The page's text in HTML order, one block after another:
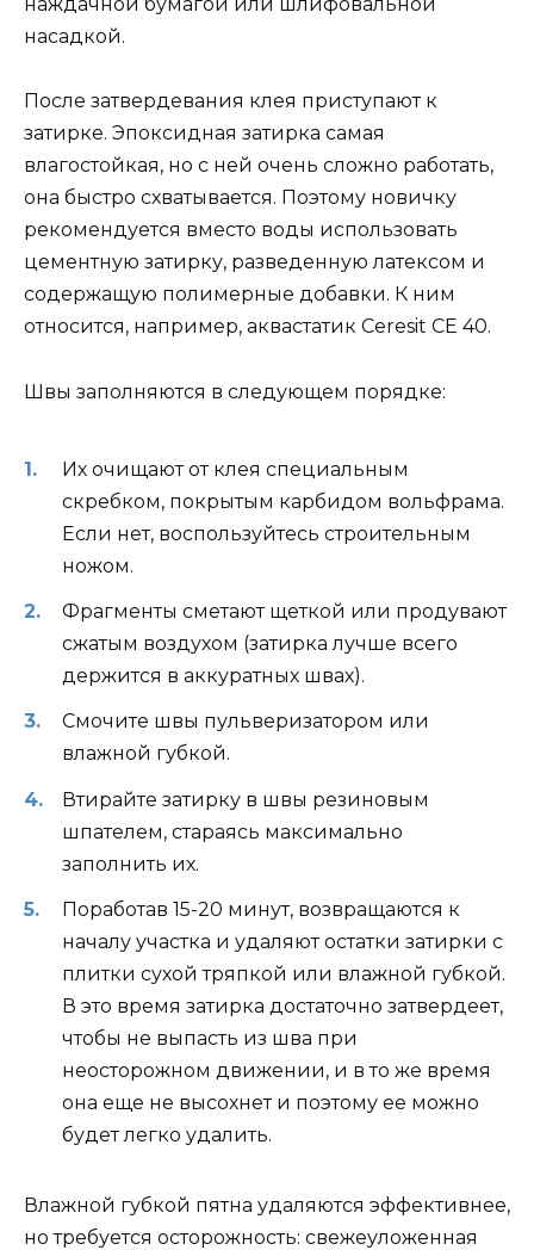
насадкой.
После затвердевания клея приступают к
затирке. Эпоксидная затирка самая
влагостойкая, но с ней очень сложно работать,
она быстро схватывается. Поэтому новичку
рекомендуется вместо воды использовать
цементную затирку, разведенную латексом и
содержащую полимерные добавки. К ним
относится, например, аквастатик Ceresit CE 40.
Швы заполняются в следующем порядке:
Их очищают от клея специальным
скребком, покрытым карбидом вольфрама.
Если нет, воспользуйтесь строительным
ножом.
Фрагменты сметают щеткой или продувают
сжатым воздухом (затирка лучше всего
держится в аккуратных швах).
Смочите швы пульверизатором или
влажной губкой.
Втирайте затирку в швы резиновым
шпателем, стараясь максимально
заполнить их.
Поработав 15-20 минут, возвращаются к
началу участка и удаляют остатки затирки с
плитки сухой тряпкой или влажной губкой.
В это время затирка достаточно затвердеет,
чтобы не выпасть из шва при
неосторожном движении, и в то же время
она еще не высохнет и поэтому ее можно
будет легко удалить.
Влажной губкой пятна удаляются эффективнее,
но требуется осторожность: свежеуложенная